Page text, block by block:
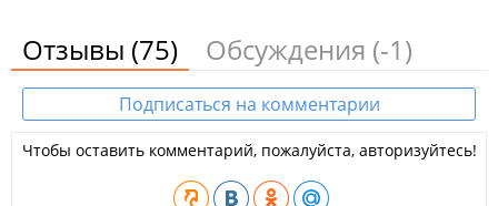
Услуги для компаний:
Разработка бизнес-планов: для получения кредита в
банке, для получения статуса резидента СПВ, для
Представление интересов компании в АО "КРДВ".
Отзывы (75) Обсуждения (-1)
Подписаться на комментарии
Чтобы оставить комментарий, пожалуйста, авторизуйтесь!